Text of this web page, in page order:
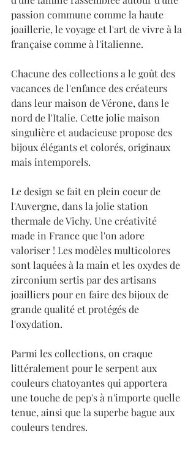
passion commune comme la haute
joaillerie, le voyage et l'art de vivre à la
française comme à l'italienne.
Chacune des collections a le goût des
vacances de l'enfance des créateurs
dans leur maison de Vérone, dans le
nord de l'Italie. Cette jolie maison
singulière et audacieuse propose des
bijoux élégants et colorés, originaux
mais intemporels.
Le design se fait en plein coeur de
l'Auvergne, dans la jolie station
thermale de Vichy. Une créativité
made in France que l'on adore
valoriser ! Les modèles multicolores
sont laquées à la main et les oxydes de
zirconium sertis par des artisans
joailliers pour en faire des bijoux de
grande qualité et protégés de
l'oxydation.
Parmi les collections, on craque
littéralement pour le serpent aux
couleurs chatoyantes qui apportera
une touche de pep's à n'importe quelle
tenue, ainsi que la superbe bague aux
couleurs tendres.